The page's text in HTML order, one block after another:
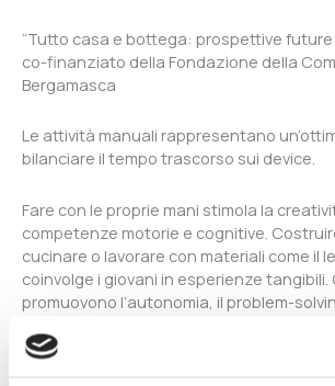
“Tutto casa e bottega: prospettive future
co-finanziato della Fondazione della
Bergamasca
Le attività manuali rappresentano
bilanciare il tempo trascorso sui device.
Fare con le proprie mani stimola la
competenze motorie e cognitive.
cucinare o lavorare con materiali come il
coinvolge i giovani in esperienze
promuovono l’autonomia, il problem-
contrapposizione ai feedback digitali.